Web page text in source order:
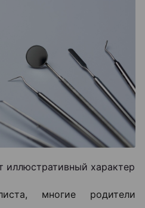
иллюстративный характер
многие родители